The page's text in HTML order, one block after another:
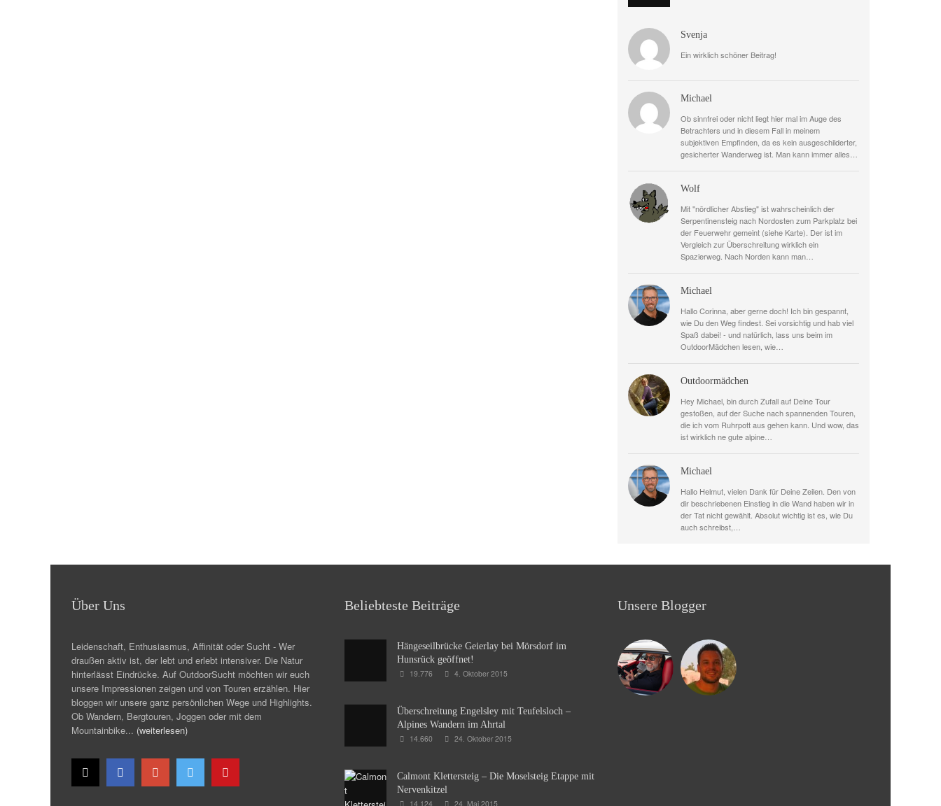
Svenja
Ein wirklich schöner Beitrag!
Michael
Ob sinnfrei oder nicht liegt hier mal im Auge des
Betrachters und in diesem Fall in meinem
subjektiven Empfinden, da es kein ausgeschilderter,
gesicherter Wanderweg ist. Man kann immer alles…
Wolf
Mit "nördlicher Abstieg" ist wahrscheinlich der
Serpentinensteig nach Nordosten zum Parkplatz bei
der Feuerwehr gemeint (siehe Karte). Der ist im
Vergleich zur Überschreitung wirklich ein
Spazierweg. Nach Norden kann man…
Michael
Hallo Corinna, aber gerne doch! Ich bin gespannt,
wie Du den Weg findest. Sei vorsichtig und hab viel
Spaß dabei! - und natürlich, lass uns beim im
OutdoorMädchen lesen, wie…
Outdoormädchen
Hey Michael, bin durch Zufall auf Deine Tour
gestoßen, auf der Suche nach spannenden Touren,
die ich vom Ruhrpott aus gehen kann. Und wow, das
ist wirklich ne gute alpine…
Michael
Hallo Helmut, vielen Dank für Deine Zeilen. Den von
dir beschriebenen Einstieg in die Wand haben wir in
der Tat nicht gewählt. Absolut wichtig ist es, wie Du
auch schreibst,…
Über Uns
Leidenschaft, Enthusiasmus, Affinität oder Sucht - Wer
draußen aktiv ist, der lebt und erlebt intensiver. Die Natur
hinterlässt Eindrücke. Auf OutdoorSucht möchten wir euch
unsere Impressionen zeigen und von Touren erzählen. Hier
bloggen wir unsere ganz persönlichen Wege und Highlights.
Ob Wandern, Bergtouren, Joggen oder mit dem
Mountainbike... (weiterlesen)
Beliebteste Beiträge
Hängeseilbrücke Geierlay bei Mörsdorf im
Hunsrück geöffnet!
19.776 4. Oktober 2015
Überschreitung Engelsley mit Teufelsloch –
Alpines Wandern im Ahrtal
14.660 24. Oktober 2015
Calmont Klettersteig – Die Moselsteig Etappe mit
Nervenkitzel
14.124 24. Mai 2015
Unsere Blogger